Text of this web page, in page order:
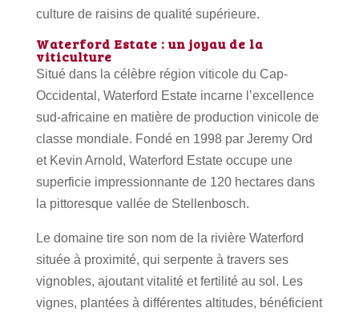
culture de raisins de qualité supérieure.
Waterford Estate : un joyau de la
viticulture
Situé dans la célèbre région viticole du Cap-
Occidental, Waterford Estate incarne l’excellence
sud-africaine en matière de production vinicole de
classe mondiale. Fondé en 1998 par Jeremy Ord
et Kevin Arnold, Waterford Estate occupe une
superficie impressionnante de 120 hectares dans
la pittoresque vallée de Stellenbosch.
Le domaine tire son nom de la rivière Waterford
située à proximité, qui serpente à travers ses
vignobles, ajoutant vitalité et fertilité au sol. Les
vignes, plantées à différentes altitudes, bénéficient